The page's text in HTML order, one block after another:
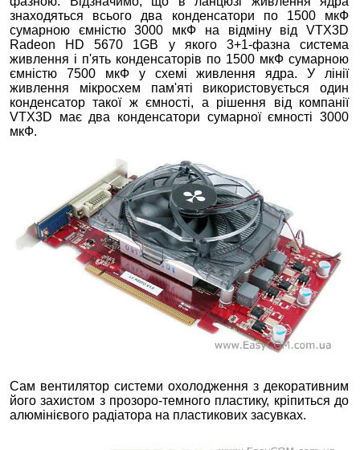
знаходяться всього два конденсатори по 1500 мкФ
сумарною ємністю 3000 мкФ на відміну від VTX3D
Radeon HD 5670 1GB у якого 3+1-фазна система
живлення і п'ять конденсаторів по 1500 мкФ сумарною
ємністю 7500 мкФ у схемі живлення ядра. У лінії
живлення мікросхем пам'яті використовується один
конденсатор такої ж ємності, а рішення від компанії
VTX3D має два конденсатори сумарної ємності 3000
мкФ.
Сам вентилятор системи охолодження з декоративним
його захистом з прозоро-темного пластику, кріпиться до
алюмінієвого радіатора на пластикових засувках.